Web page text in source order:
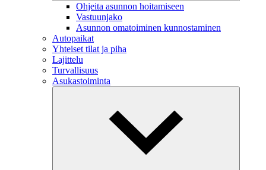
Ohjeita asunnon hoitamiseen
Vastuunjako
Asunnon omatoiminen kunnostaminen
Autopaikat
Yhteiset tilat ja piha
Lajittelu
Turvallisuus
Asukastoiminta